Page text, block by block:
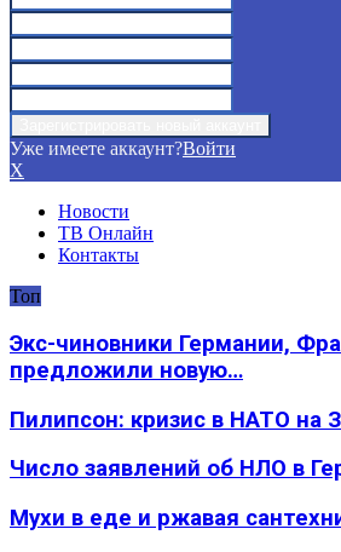
Уже имеете аккаунт?Войти
X
Новости
ТВ Онлайн
Контакты
Топ
Экс-чиновники Германии,
предложили новую…
Пилипсон: кризис в НАТО на
Число заявлений об НЛО в
Мухи в еде и ржавая